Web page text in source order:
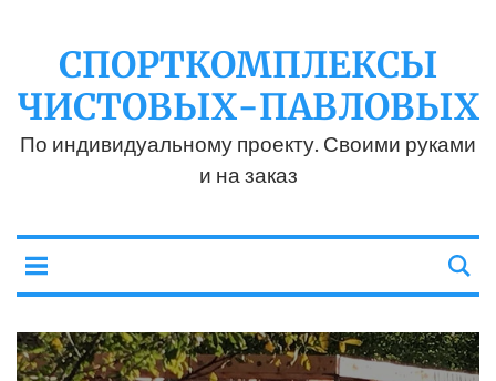
СПОРТКОМПЛЕКСЫ
ЧИСТОВЫХ-ПАВЛОВЫХ
По индивидуальному проекту. Своими руками
и на заказ